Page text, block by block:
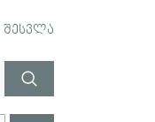
შესვლა